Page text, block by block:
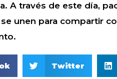
A través de este día,
unen para compartir
Twitter